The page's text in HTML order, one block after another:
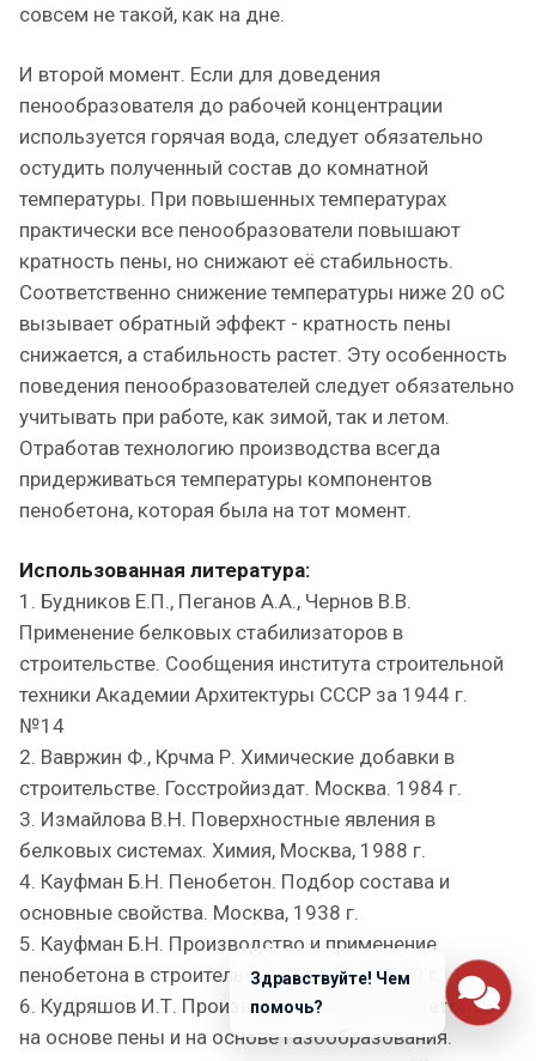
совсем не такой, как на дне.
И второй момент. Если для доведения
пенообразователя до рабочей концентрации
используется горячая вода, следует обязательно
остудить полученный состав до комнатной
температуры. При повышенных температурах
практически все пенообразователи повышают
кратность пены, но снижают её стабильность.
Соответственно снижение температуры ниже 20 оС
вызывает обратный эффект - кратность пены
снижается, а стабильность растет. Эту особенность
поведения пенообразователей следует обязательно
учитывать при работе, как зимой, так и летом.
Отработав технологию производства всегда
придерживаться температуры компонентов
пенобетона, которая была на тот момент.
Использованная литература:
1. Будников Е.П., Пеганов А.А., Чернов В.В.
Применение белковых стабилизаторов в
строительстве. Сообщения института строительной
техники Академии Архитектуры СССР за 1944 г.
№14
2. Вавржин Ф., Крчма Р. Химические добавки в
строительстве. Госстройиздат. Москва. 1984 г.
3. Измайлова В.Н. Поверхностные явления в
белковых системах. Химия, Москва, 1988 г.
4. Кауфман Б.Н. Пенобетон. Подбор состава и
основные свойства. Москва, 1938 г.
5. Кауфман Б.Н. Производство и применение
пенобетона в строительстве. Москва, 1940 г.
6. Кудряшов И.Т. Производство ячеистых бетонов
на основе пены и на основе газообразования.
Здравствуйте! Чем
помочь?